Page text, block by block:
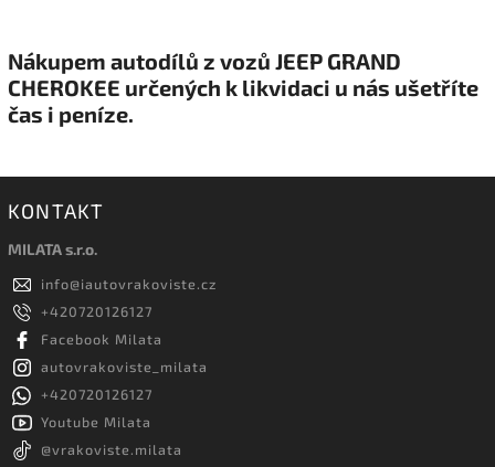
Nákupem autodílů z vozů JEEP GRAND
CHEROKEE určených k likvidaci u nás ušetříte
čas i peníze.
KONTAKT
MILATA s.r.o.
info@iautovrakoviste.cz
+420720126127
Facebook Milata
autovrakoviste_milata
+420720126127
Youtube Milata
@vrakoviste.milata